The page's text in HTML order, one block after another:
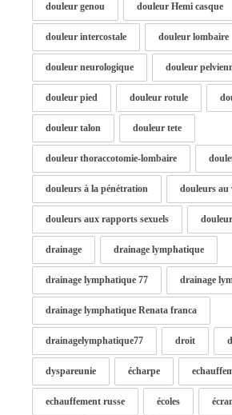
douleur genou douleur Hemi casque
douleur intercostale douleur lombaire
douleur neurologique douleur
douleur pied douleur rotule
douleur talon douleur tete
douleur thoraccotomie-lombaire
douleurs à la pénétration douleurs au
douleurs aux rapports sexuels
drainage drainage lymphatique
drainage lymphatique 77 drainage
drainage lymphatique Renata franca
drainagelymphatique77 droit
dyspareunie écharpe
echauffement russe écoles